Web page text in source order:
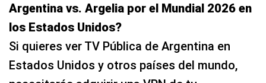
Argentina vs. Argelia por el Mundial 2026 en
los Estados Unidos?
Si quieres ver TV Pública de Argentina en
Estados Unidos y otros países del mundo,